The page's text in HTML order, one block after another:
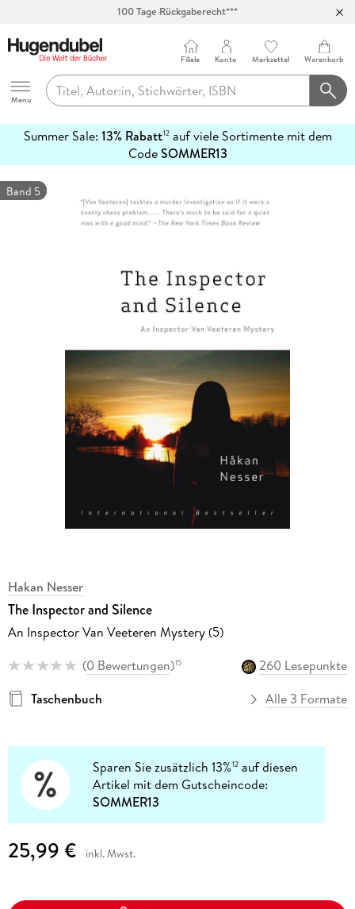
Abholung in über 100 Filialen
Hugendubel
Menu
Filiale Konto Merkzettel Warenkorb
Summer Sale: 13% Rabatt12auf viele Sortimente mit dem
CodeSOMMER13
erfahren
Band 5
Hakan Nesser
The Inspector and Silence
An Inspector Van Veeteren Mystery (5)
(0 Bewertungen)15
260 Lesepunkte
Taschenbuch
Alle 3 Formate
Sparen Sie zusätzlich 13%12 auf diesen
Artikel mit dem Gutscheincode:
SOMMER13
25,99 € inkl. Mwst.